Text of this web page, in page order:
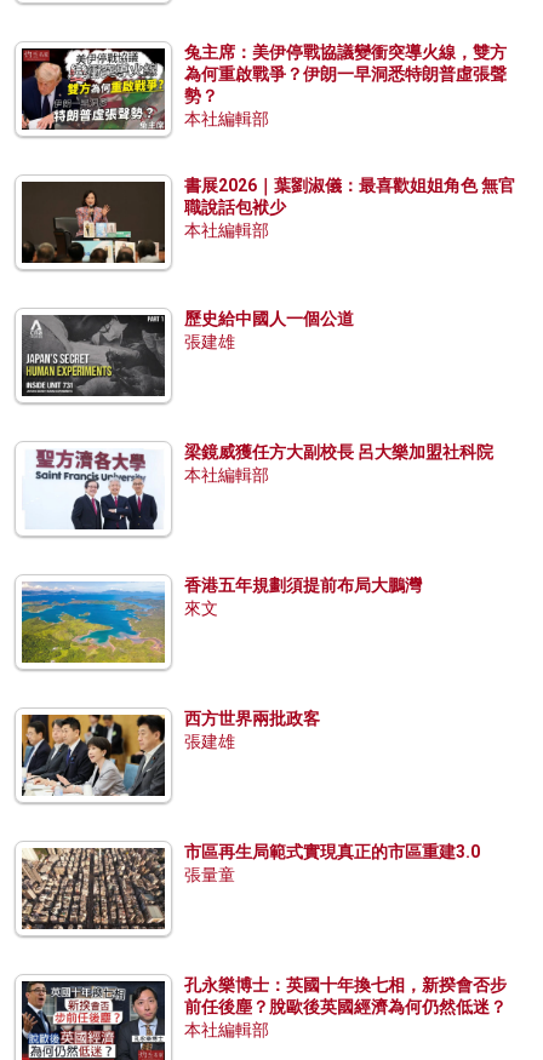
兔主席：美伊停戰協議變衝突導火線，雙方
為何重啟戰爭？伊朗一早洞悉特朗普虛張聲
勢？
本社編輯部
書展2026｜葉劉淑儀：最喜歡姐姐角色 無官
職說話包袱少
本社編輯部
歷史給中國人一個公道
張建雄
梁鏡威獲任方大副校長 呂大樂加盟社科院
本社編輯部
香港五年規劃須提前布局大鵬灣
來文
西方世界兩批政客
張建雄
市區再生局範式實現真正的市區重建3.0
張量童
孔永樂博士：英國十年換七相，新揆會否步
前任後塵？脫歐後英國經濟為何仍然低迷？
本社編輯部